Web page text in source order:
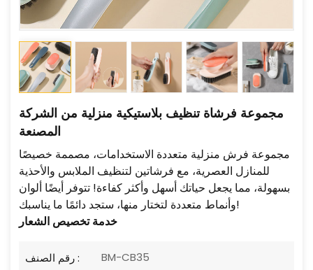
مجموعة فرشاة تنظيف بلاستيكية منزلية من الشركة
المصنعة
مجموعة فرش منزلية متعددة الاستخدامات، مصممة خصيصًا
للمنازل العصرية، مع فرشاتين لتنظيف الملابس والأحذية
بسهولة، مما يجعل حياتك أسهل وأكثر كفاءة! تتوفر أيضًا ألوان
وأنماط متعددة لتختار منها، ستجد دائمًا ما يناسبك!
خدمة تخصيص الشعار
رقم الصنف : BM-CB35